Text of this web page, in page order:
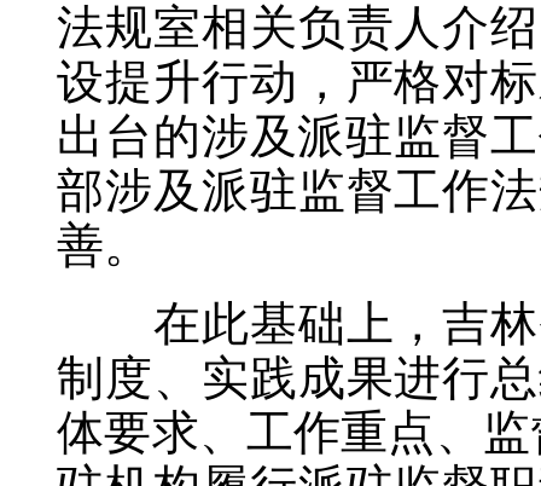
法规室相关负责人介
设提升行动，严格对
出台的涉及派驻监督
部涉及派驻监督工作
善。
在此基础上，吉林
制度、实践成果进行
体要求、工作重点、